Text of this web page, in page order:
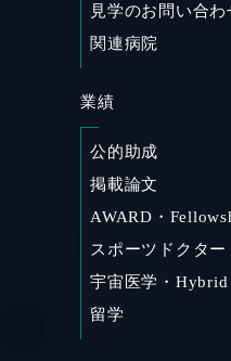
見学のお問い合わ
関連病院
業績
公的助成
掲載論文
AWARD・
スポーツドクター
宇宙医学・
留学